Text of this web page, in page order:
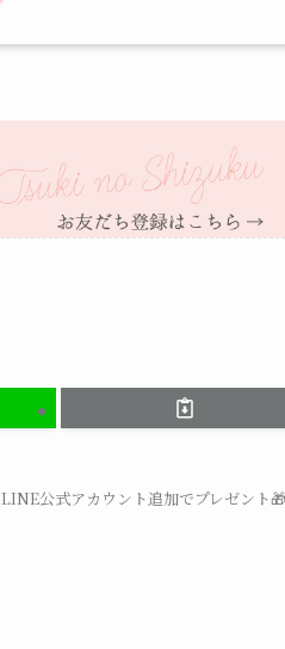
LINE公式アカウント追加でプレゼント🎁